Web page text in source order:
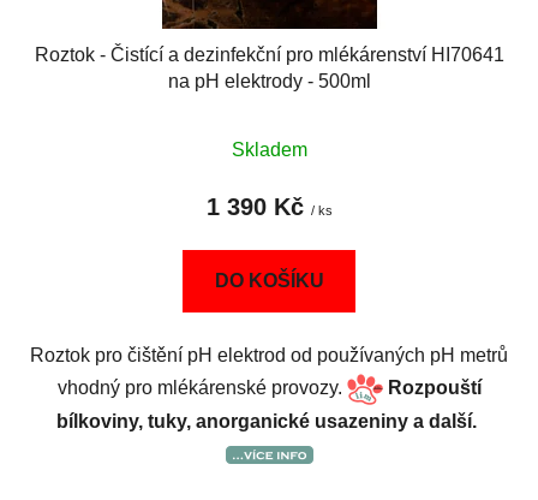
Roztok - Čistící a dezinfekční pro mlékárenství HI70641
na pH elektrody - 500ml
Skladem
1 390 Kč / ks
DO KOŠÍKU
Roztok pro čištění pH elektrod od používaných pH metrů
vhodný pro mlékárenské provozy.
Rozpouští
bílkoviny, tuky, anorganické usazeniny a další.